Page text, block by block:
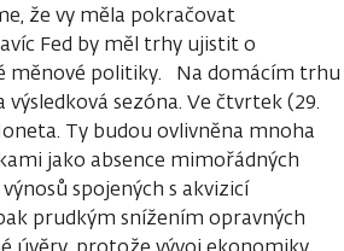
že vy měla pokračovat
Fed by měl trhy ujistit o
měnové politiky. Na domácím trhu
sezóna. Ve čtvrtek (29.
Ty budou ovlivněna mnoha
jako absence mimořádných
spojených s akvizicí
prudkým snížením opravných